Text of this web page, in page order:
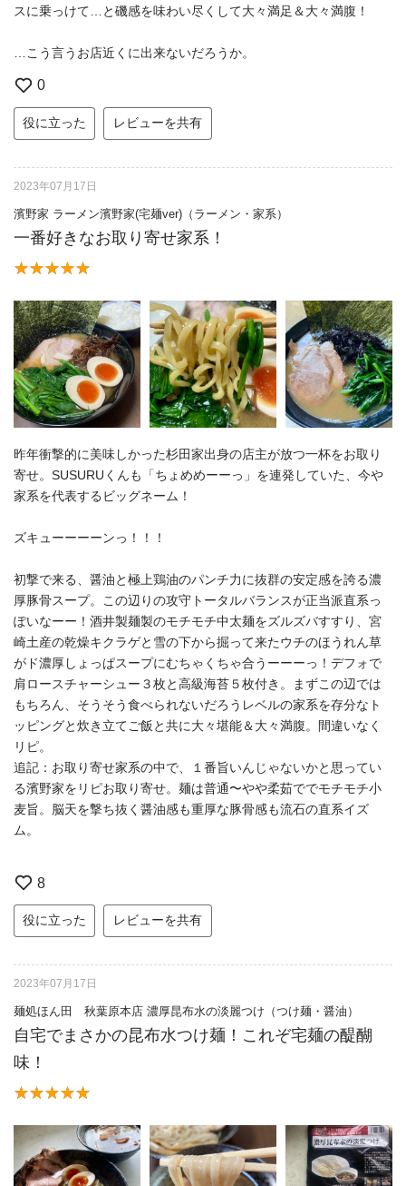
スに乗っけて…と磯感を味わい尽くして大々満足＆大々満腹！
…こう言うお店近くに出来ないだろうか。
0
役に立った レビューを共有
2023年07月17日
濱野家 ラーメン濱野家(宅麺ver)（ラーメン・家系）
一番好きなお取り寄せ家系！
昨年衝撃的に美味しかった杉田家出身の店主が放つ一杯をお取り
寄せ。SUSURUくんも「ちょめめーーっ」を連発していた、今や
家系を代表するビッグネーム！
ズキューーーーンっ！！！
初撃で来る、醤油と極上鶏油のパンチ力に抜群の安定感を誇る濃
厚豚骨スープ。この辺りの攻守トータルバランスが正当派直系っ
ぽいなーー！酒井製麺製のモチモチ中太麺をズルズバすすり、宮
崎土産の乾燥キクラゲと雪の下から掘って来たウチのほうれん草
がド濃厚しょっぱスープにむちゃくちゃ合うーーーっ！デフォで
肩ロースチャーシュー３枚と高級海苔５枚付き。まずこの辺では
もちろん、そうそう食べられないだろうレベルの家系を存分なト
ッピングと炊き立てご飯と共に大々堪能＆大々満腹。間違いなく
リピ。
追記：お取り寄せ家系の中で、１番旨いんじゃないかと思ってい
る濱野家をリピお取り寄せ。麺は普通〜やや柔茹ででモチモチ小
麦旨。脳天を撃ち抜く醤油感も重厚な豚骨感も流石の直系イズ
ム。
8
役に立った レビューを共有
2023年07月17日
麺処ほん田 秋葉原本店 濃厚昆布水の淡麗つけ（つけ麺・醤油）
自宅でまさかの昆布水つけ麺！これぞ宅麺の醍醐
味！